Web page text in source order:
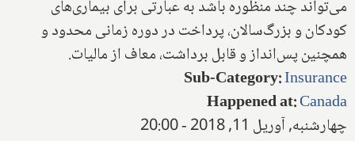
می‌تواند چند منظوره باشد به عبارتی برای‌ بیماری‌های
کودکان و بزرگ‌سالان‌، پرداخت در دوره زمانی محدود و
همچنین پس‌انداز و قابل برداشت‌، معاف از مالیات‌.
Sub-Category:Insurance
Happened at:Canada
چهارشنبه, آوریل 11, 2018 - 20:00